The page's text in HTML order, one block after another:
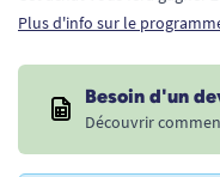
Plus d'info sur le
Besoin d'un
Découvrir